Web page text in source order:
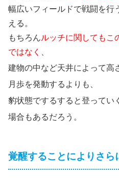
幅広いフィールドで戦闘を行
える。
もちろんルッチに関してもこ
ではなく
建物の中など天井によって高
月歩を発動するよりも、
豹状態でするすると登ってい
場合もあるだろう。
覚醒することによりさら